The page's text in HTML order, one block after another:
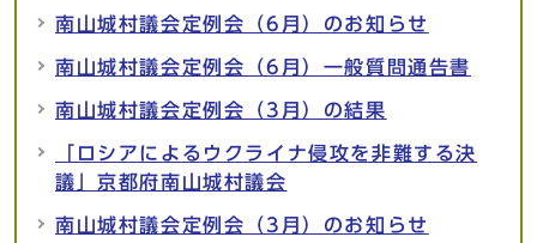
南山城村議会定例会（6月）のお知らせ
南山城村議会定例会（6月）一般質問通告書
南山城村議会定例会（3月）の結果
「ロシアによるウクライナ侵攻を非難する決
議」京都府南山城村議会
南山城村議会定例会（3月）のお知らせ